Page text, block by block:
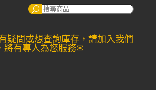
搜
疑問或想查詢庫存，請加入我們
將有專人為您服務✉